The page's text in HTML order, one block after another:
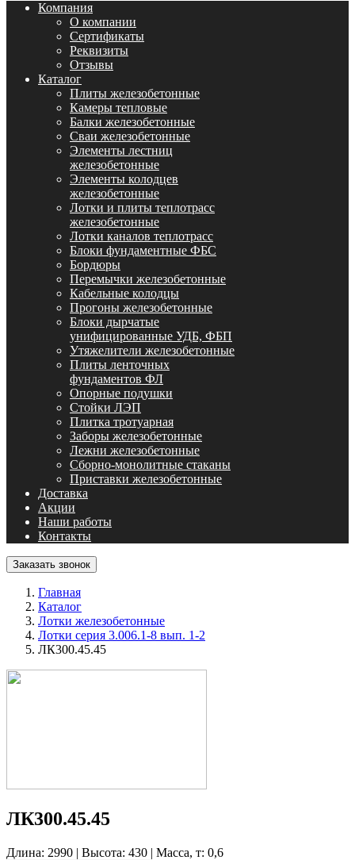
Компания
О компании
Сертификаты
Реквизиты
Отзывы
Каталог
Плиты железобетонные
Камеры тепловые
Балки железобетонные
Сваи железобетонные
Элементы лестниц
железобетонные
Элементы колодцев
железобетонные
Лотки и плиты теплотрасс
железобетонные
Лотки каналов теплотрасс
Блоки фундаментные ФБС
Бордюры
Перемычки железобетонные
Кабельные колодцы
Прогоны железобетонные
Блоки дырчатые
унифицированные УДБ, ФБП
Утяжелители железобетонные
Плиты ленточных
фундаментов ФЛ
Опорные подушки
Стойки ЛЭП
Плитка тротуарная
Заборы железобетонные
Лежни железобетонные
Сборно-монолитные стаканы
Приставки железобетонные
Доставка
Акции
Наши работы
Контакты
Заказать звонок
Главная
Каталог
Лотки железобетонные
Лотки серия 3.006.1-8 вып. 1-2
ЛК300.45.45
ЛК300.45.45
Длина: 2990 | Высота: 430 | Масса, т: 0,6